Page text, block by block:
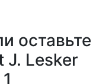
оставьте
J. Lesker